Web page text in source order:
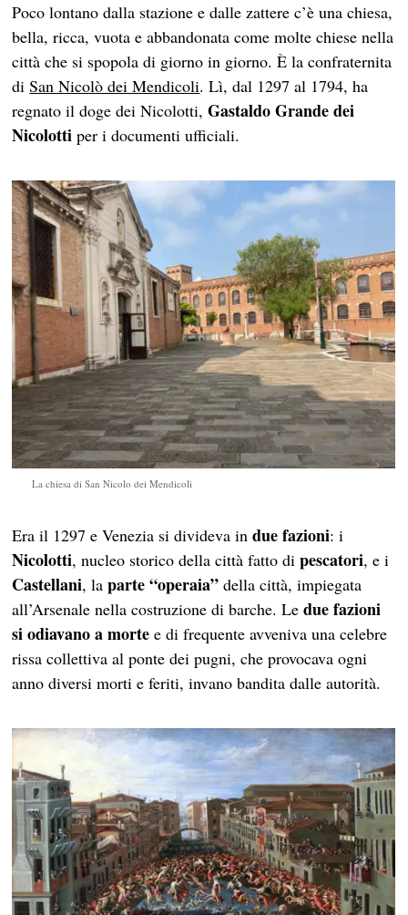
Poco lontano dalla stazione e dalle zattere c’è una chiesa,
bella, ricca, vuota e abbandonata come molte chiese nella
città che si spopola di giorno in giorno. È la confraternita
diSan Nicolò dei Mendicoli. Lì, dal 1297 al 1794, ha
regnato il doge dei Nicolotti,Gastaldo Grande dei
Nicolottiper i documenti ufficiali.
La chiesa di San Nicolo dei Mendicoli
Era il 1297 e Venezia si divideva indue fazioni: i
Nicolotti, nucleo storico della città fatto dipescatori, e i
Castellani, laparte “operaia” della città, impiegata
all’Arsenale nella costruzione di barche. Ledue fazioni
si odiavano a mortee di frequente avveniva una celebre
rissa collettiva al ponte dei pugni, che provocava ogni
anno diversi morti e feriti, invano bandita dalle autorità.